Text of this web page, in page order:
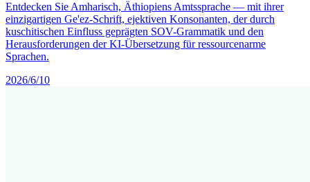
Entdecken Sie Amharisch, Äthiopiens Amtssprache — mit ihrer
einzigartigen Ge'ez-Schrift, ejektiven Konsonanten, der durch
kuschitischen Einfluss geprägten SOV-Grammatik und den
Herausforderungen der KI-Übersetzung für ressourcenarme
Sprachen.
2026/6/10